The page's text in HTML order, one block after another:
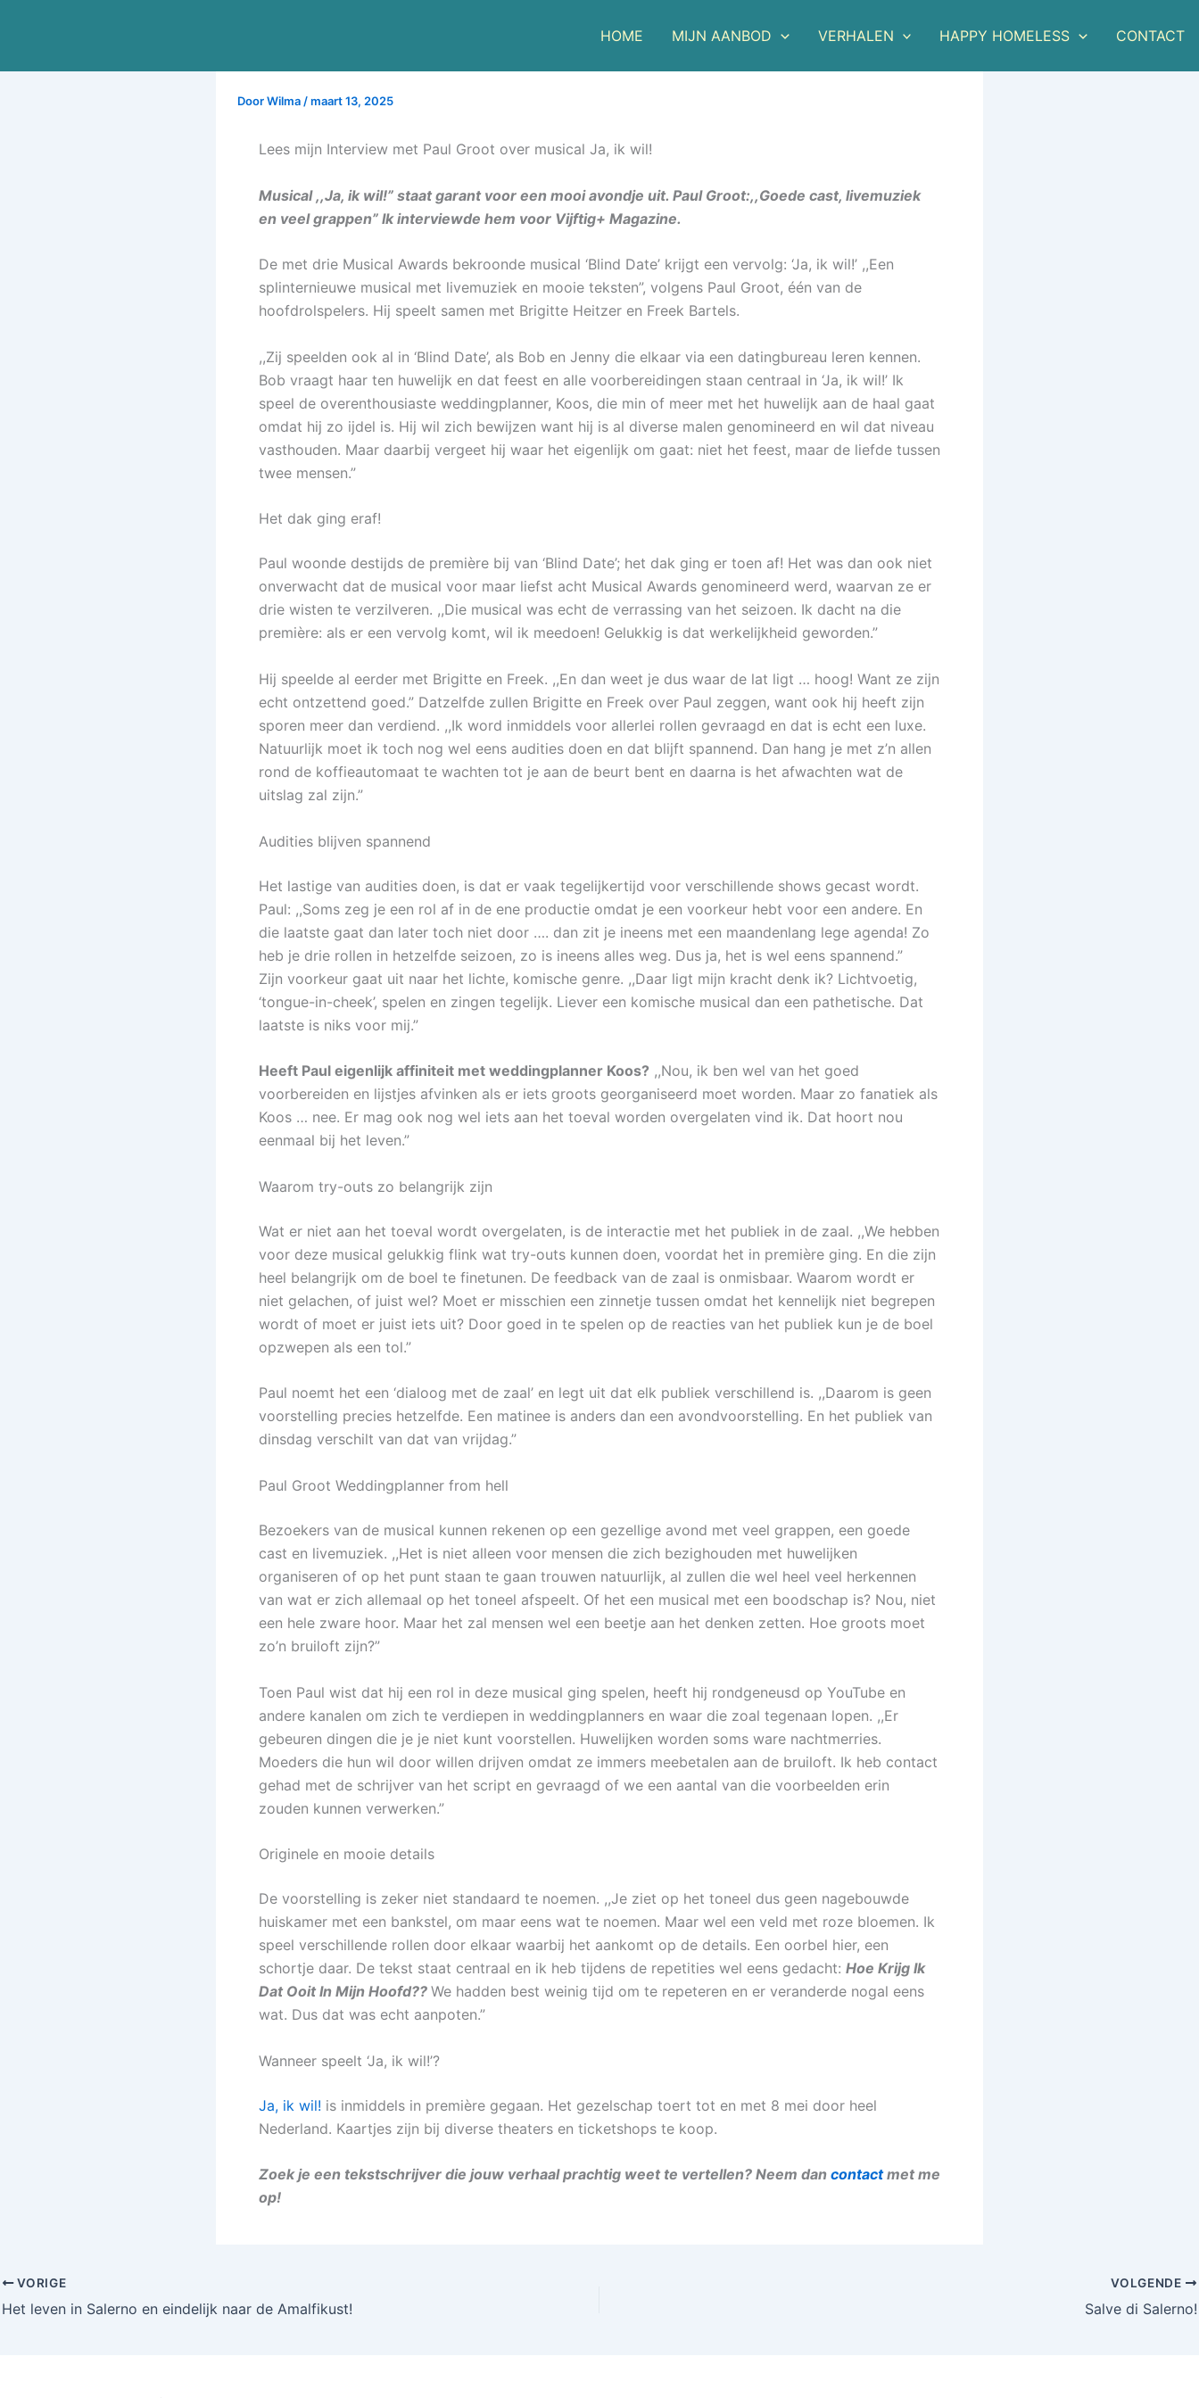
HOME MIJN AANBOD VERHALEN HAPPY HOMELESS CONTACT
DoorWilma /maart 13, 2025
Lees mijn Interview met Paul Groot over musical Ja, ik wil!
Musical ,,Ja, ik wil!” staat garant voor een mooi avondje uit. Paul Groot:,,Goede cast, livemuziek
en veel grappen” Ik interviewde hem voor Vijftig+ Magazine.
De met drie Musical Awards bekroonde musical ‘Blind Date’ krijgt een vervolg: ‘Ja, ik wil!’ ,,Een
splinternieuwe musical met livemuziek en mooie teksten”, volgens Paul Groot, één van de
hoofdrolspelers. Hij speelt samen met Brigitte Heitzer en Freek Bartels.
,,Zij speelden ook al in ‘Blind Date’, als Bob en Jenny die elkaar via een datingbureau leren kennen.
Bob vraagt haar ten huwelijk en dat feest en alle voorbereidingen staan centraal in ‘Ja, ik wil!’ Ik
speel de overenthousiaste weddingplanner, Koos, die min of meer met het huwelijk aan de haal gaat
omdat hij zo ijdel is. Hij wil zich bewijzen want hij is al diverse malen genomineerd en wil dat niveau
vasthouden. Maar daarbij vergeet hij waar het eigenlijk om gaat: niet het feest, maar de liefde tussen
twee mensen.”
Het dak ging eraf!
Paul woonde destijds de première bij van ‘Blind Date’; het dak ging er toen af! Het was dan ook niet
onverwacht dat de musical voor maar liefst acht Musical Awards genomineerd werd, waarvan ze er
drie wisten te verzilveren. ,,Die musical was echt de verrassing van het seizoen. Ik dacht na die
première: als er een vervolg komt, wil ik meedoen! Gelukkig is dat werkelijkheid geworden.”
Hij speelde al eerder met Brigitte en Freek. ,,En dan weet je dus waar de lat ligt … hoog! Want ze zijn
echt ontzettend goed.” Datzelfde zullen Brigitte en Freek over Paul zeggen, want ook hij heeft zijn
sporen meer dan verdiend. ,,Ik word inmiddels voor allerlei rollen gevraagd en dat is echt een luxe.
Natuurlijk moet ik toch nog wel eens audities doen en dat blijft spannend. Dan hang je met z’n allen
rond de koffieautomaat te wachten tot je aan de beurt bent en daarna is het afwachten wat de
uitslag zal zijn.”
Audities blijven spannend
Het lastige van audities doen, is dat er vaak tegelijkertijd voor verschillende shows gecast wordt.
Paul: ,,Soms zeg je een rol af in de ene productie omdat je een voorkeur hebt voor een andere. En
die laatste gaat dan later toch niet door …. dan zit je ineens met een maandenlang lege agenda! Zo
heb je drie rollen in hetzelfde seizoen, zo is ineens alles weg. Dus ja, het is wel eens spannend.”
Zijn voorkeur gaat uit naar het lichte, komische genre. ,,Daar ligt mijn kracht denk ik? Lichtvoetig,
‘tongue-in-cheek’, spelen en zingen tegelijk. Liever een komische musical dan een pathetische. Dat
laatste is niks voor mij.”
Heeft Paul eigenlijk affiniteit met weddingplanner Koos? ,,Nou, ik ben wel van het goed
voorbereiden en lijstjes afvinken als er iets groots georganiseerd moet worden. Maar zo fanatiek als
Koos … nee. Er mag ook nog wel iets aan het toeval worden overgelaten vind ik. Dat hoort nou
eenmaal bij het leven.”
Waarom try-outs zo belangrijk zijn
Wat er niet aan het toeval wordt overgelaten, is de interactie met het publiek in de zaal. ,,We hebben
voor deze musical gelukkig flink wat try-outs kunnen doen, voordat het in première ging. En die zijn
heel belangrijk om de boel te finetunen. De feedback van de zaal is onmisbaar. Waarom wordt er
niet gelachen, of juist wel? Moet er misschien een zinnetje tussen omdat het kennelijk niet begrepen
wordt of moet er juist iets uit? Door goed in te spelen op de reacties van het publiek kun je de boel
opzwepen als een tol.”
Paul noemt het een ‘dialoog met de zaal’ en legt uit dat elk publiek verschillend is. ,,Daarom is geen
voorstelling precies hetzelfde. Een matinee is anders dan een avondvoorstelling. En het publiek van
dinsdag verschilt van dat van vrijdag.”
Paul Groot Weddingplanner from hell
Bezoekers van de musical kunnen rekenen op een gezellige avond met veel grappen, een goede
cast en livemuziek. ,,Het is niet alleen voor mensen die zich bezighouden met huwelijken
organiseren of op het punt staan te gaan trouwen natuurlijk, al zullen die wel heel veel herkennen
van wat er zich allemaal op het toneel afspeelt. Of het een musical met een boodschap is? Nou, niet
een hele zware hoor. Maar het zal mensen wel een beetje aan het denken zetten. Hoe groots moet
zo’n bruiloft zijn?”
Toen Paul wist dat hij een rol in deze musical ging spelen, heeft hij rondgeneusd op YouTube en
andere kanalen om zich te verdiepen in weddingplanners en waar die zoal tegenaan lopen. ,,Er
gebeuren dingen die je je niet kunt voorstellen. Huwelijken worden soms ware nachtmerries.
Moeders die hun wil door willen drijven omdat ze immers meebetalen aan de bruiloft. Ik heb contact
gehad met de schrijver van het script en gevraagd of we een aantal van die voorbeelden erin
zouden kunnen verwerken.”
Originele en mooie details
De voorstelling is zeker niet standaard te noemen. ,,Je ziet op het toneel dus geen nagebouwde
huiskamer met een bankstel, om maar eens wat te noemen. Maar wel een veld met roze bloemen. Ik
speel verschillende rollen door elkaar waarbij het aankomt op de details. Een oorbel hier, een
schortje daar. De tekst staat centraal en ik heb tijdens de repetities wel eens gedacht: Hoe Krijg Ik
Dat Ooit In Mijn Hoofd?? We hadden best weinig tijd om te repeteren en er veranderde nogal eens
wat. Dus dat was echt aanpoten.”
Wanneer speelt ‘Ja, ik wil!’?
Ja, ik wil! is inmiddels in première gegaan. Het gezelschap toert tot en met 8 mei door heel
Nederland. Kaartjes zijn bij diverse theaters en ticketshops te koop.
Zoek je een tekstschrijver die jouw verhaal prachtig weet te vertellen? Neem dan contactmet me
op!
VORIGE
Het leven in Salerno en eindelijk naar de Amalfikust!
VOLGENDE
Salve di Salerno!